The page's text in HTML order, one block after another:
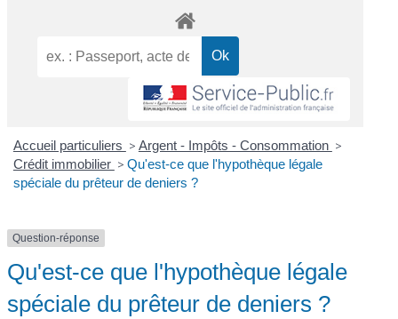
Accueil particuliers > Argent - Impôts - Consommation >
Crédit immobilier > Qu'est-ce que l'hypothèque légale
spéciale du prêteur de deniers ?
Question-réponse
Qu'est-ce que l'hypothèque légale
spéciale du prêteur de deniers ?